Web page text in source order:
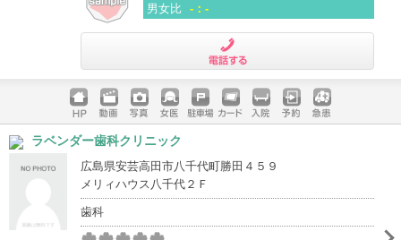
男女比 -：-
ホームペ
ージ
動画 写真 女医 駐車場
クレジッ
入院 予約 急患
ラベンダー歯科クリニック
広島県安芸高田市八千代町勝田４５９
メリィハウス八千代２Ｆ
歯科